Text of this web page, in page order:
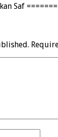
Saf